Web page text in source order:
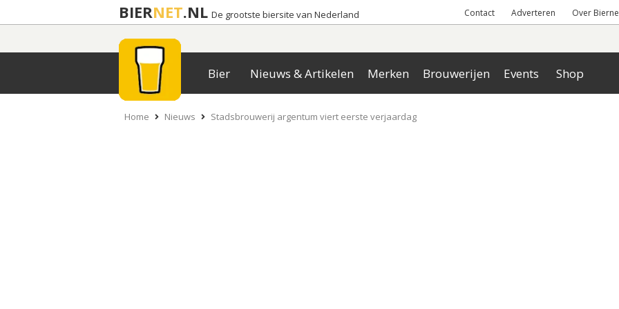
BIERNET.NL De grootste biersite van Nederland Contact Adverteren Over
Bier Nieuws & Artikelen Merken Brouwerijen Events Shop
Home Nieuws Stadsbrouwerij argentum viert eerste verjaardag